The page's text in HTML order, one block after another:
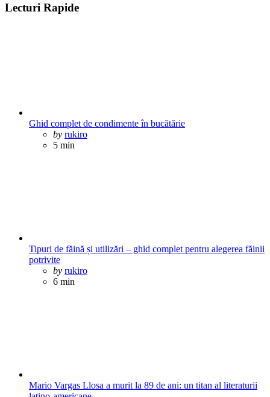
Lecturi Rapide
Ghid complet de condimente în bucătărie
Posted
by rukiro
5 min
Tipuri de făină și utilizări – ghid complet pentru alegerea făinii
potrivite
Posted
by rukiro
6 min
Mario Vargas Llosa a murit la 89 de ani: un titan al literaturii